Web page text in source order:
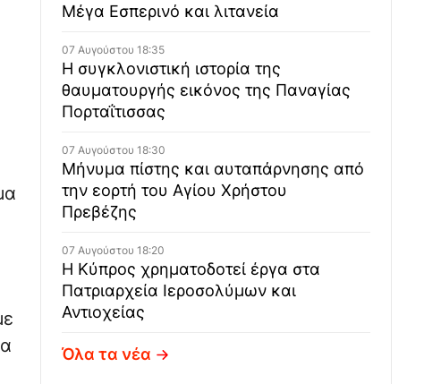
Μέγα Εσπερινό και λιτανεία
07 Αυγούστου 18:35
Η συγκλονιστική ιστορία της
θαυματουργής εικόνος της Παναγίας
Πορταΐτισσας
07 Αυγούστου 18:30
Μήνυμα πίστης και αυταπάρνησης από
την εορτή του Αγίου Χρήστου
Πρεβέζης
07 Αυγούστου 18:20
Η Κύπρος χρηματοδοτεί έργα στα
Πατριαρχεία Ιεροσολύμων και
Αντιοχείας
Όλα τα νέα